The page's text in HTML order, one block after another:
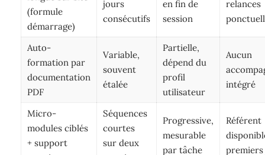
(formule
démarrage)
jours
consécutifs
en fin de
session
relances
Auto-
formation par
documentation
PDF
Variable,
souvent
étalée
Partielle,
dépend du
profil
utilisateur
Aucun
intégré
Micro-
modules ciblés
+ support
Séquences
courtes
sur deux
Progressive,
mesurable
par tâche
Référent